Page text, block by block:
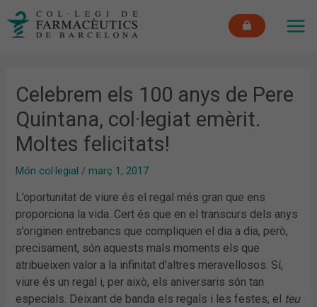
Celebrem els 100 anys de Pere
Quintana, col·legiat emèrit.
Moltes felicitats!
Món col·legial /març 1, 2017
L’oportunitat de viure és el regal més gran que ens
proporciona la vida. Cert és que en el transcurs dels anys
s’originen entrebancs que compliquen el dia a dia, però,
precisament, són aquests mals moments els que
atribueixen valor a la infinitat d’altres meravellosos. Sí,
viure és un regal i, per això, els aniversaris són tan
especials. Deixant de banda els regals i les festes, el teu